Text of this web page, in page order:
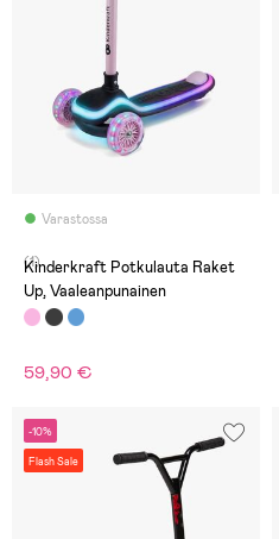
Varastossa
(1)
Kinderkraft Potkulauta Raket
Up, Vaaleanpunainen
59,90 €
-10%
Flash Sale